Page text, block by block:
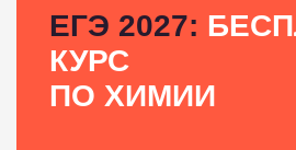
ЕГЭ 2027:
КУРС
ПО ХИМИИ